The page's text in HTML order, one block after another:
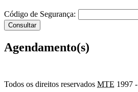
Código de Segurança:
Agendamento(s)
Todos os direitos reservados MTE 1997 -